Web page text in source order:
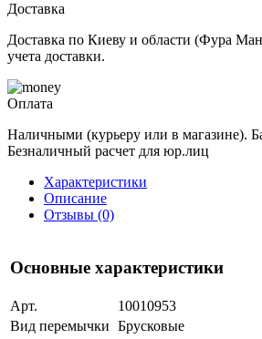
Доставка
Доставка по Киеву и области (Фура
учета доставки.
Оплата
Наличными (курьеру или в магазине).
Безналичный расчет для юр.лиц
Характеристики
Описание
Отзывы (0)
Основные характеристики
Арт.
10010953
Вид перемычки Брусковые